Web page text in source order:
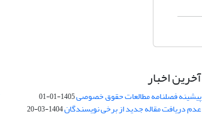
آخرین اخبار
پیشینه فصلنامه مطالعات حقوق خصوصی1405-01-01
عدم دریافت مقاله جدید از برخی نویسندگان1404-03-20